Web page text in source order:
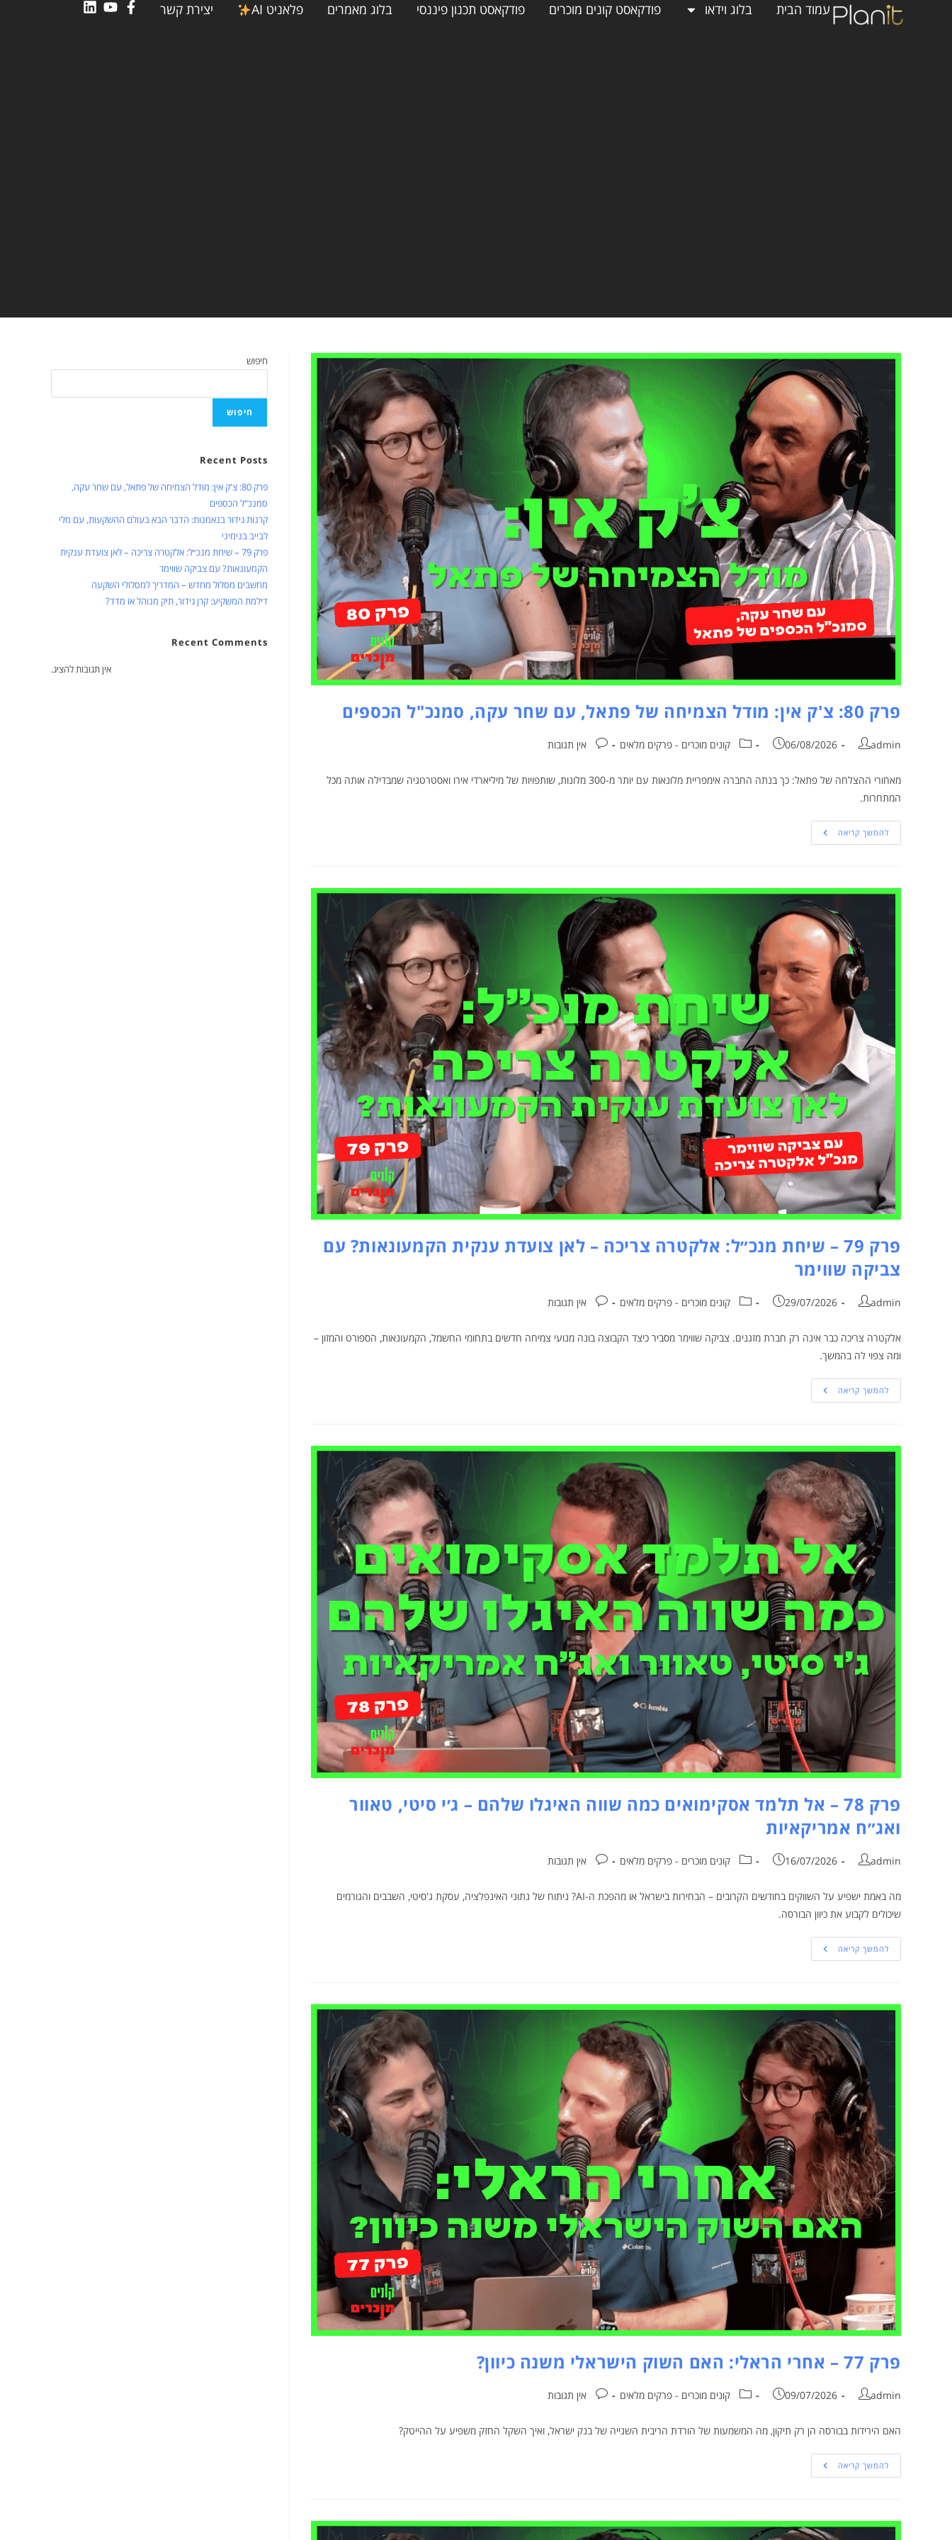
עמוד הבית בלוג וידאו פודקאסט קונים מוכרים פודקאסט תכנון פיננסי בלוג מאמרים פלאניט AI יצירת קשר
פרק 80: צ'ק אין: מודל הצמיחה של פתאל, עם שחר עקה, סמנכ"ל הכספים
admin
06/08/2026 קונים מוכרים - פרקים מלאים אין תגובות
מאחורי ההצלחה של פתאל: כך בנתה החברה אימפריית מלונאות עם יותר מ-300 מלונות, שותפויות של מיליארדי אירו ואסטרטגיה שמבדילה אותה מכל
המתחרות.
להמשך קריאה
פרק 79 – שיחת מנכ״ל: אלקטרה צריכה – לאן צועדת ענקית הקמעונאות? עם
צביקה שווימר
admin
29/07/2026 קונים מוכרים - פרקים מלאים אין תגובות
אלקטרה צריכה כבר אינה רק חברת מזגנים. צביקה שווימר מסביר כיצד הקבוצה בונה מנועי צמיחה חדשים בתחומי החשמל, הקמעונאות, הספורט והמזון –
ומה צפוי לה בהמשך.
להמשך קריאה
פרק 78 – אל תלמד אסקימואים כמה שווה האיגלו שלהם – ג׳י סיטי, טאוור
ואג״ח אמריקאיות
admin
16/07/2026 קונים מוכרים - פרקים מלאים אין תגובות
מה באמת ישפיע על השווקים בחודשים הקרובים – הבחירות בישראל או מהפכת ה-AI? ניתוח של נתוני האינפלציה, עסקת ג'סיטי, השבבים והגורמים
שיכולים לקבוע את כיוון הבורסה.
להמשך קריאה
פרק 77 – אחרי הראלי: האם השוק הישראלי משנה כיוון?
admin
09/07/2026 קונים מוכרים - פרקים מלאים אין תגובות
האם הירידות בבורסה הן רק תיקון, מה המשמעות של הורדת הריבית השנייה של בנק ישראל, ואיך השקל החזק משפיע על ההייטק?
להמשך קריאה
חיפוש
חיפוש
Recent Posts
פרק 80: צ'ק אין: מודל הצמיחה של פתאל, עם שחר עקה,
סמנכ"ל הכספים
קרנות גידור בנאמנות: הדבר הבא בעולם ההשקעות, עם מלי
לבייב בנימיני
פרק 79 – שיחת מנכ״ל: אלקטרה צריכה – לאן צועדת ענקית
הקמעונאות? עם צביקה שווימר
מחשבים מסלול מחדש – המדריך למסלולי השקעה
דילמת המשקיע: קרן גידור, תיק מנוהל או מדד?
Recent Comments
אין תגובות להציג.